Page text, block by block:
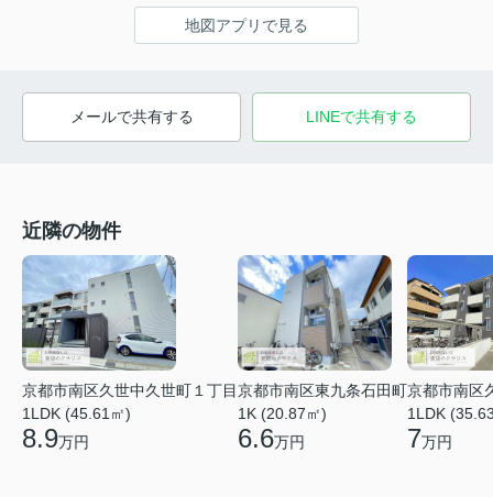
地図アプリで見る
メールで共有する LINEで共有する
近隣の物件
京都市南区久世中久世町１丁目
1LDK (45.61㎡)
8.9万円
京都市南区東九条石田町
1K (20.87㎡)
6.6万円
京都市南区
1LDK
7万円